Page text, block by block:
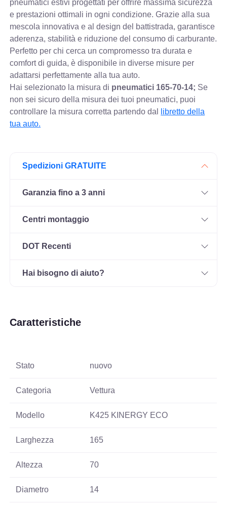
pneumatici estivi progettati per offrire massima sicurezza
e prestazioni ottimali in ogni condizione. Grazie alla sua
mescola innovativa e al design del battistrada, garantisce
aderenza, stabilità e riduzione del consumo di carburante.
Perfetto per chi cerca un compromesso tra durata e
comfort di guida, è disponibile in diverse misure per
adattarsi perfettamente alla tua auto.
Hai selezionato la misura di pneumatici 165-70-14; Se
non sei sicuro della misura dei tuoi pneumatici, puoi
controllare la misura corretta partendo dal
libretto della
tua auto.
Spedizioni GRATUITE
Garanzia fino a 3 anni
Centri montaggio
DOT Recenti
Hai bisogno di aiuto?
Caratteristiche
Stato nuovo
Categoria Vettura
Modello K425 KINERGY ECO
Larghezza 165
Altezza 70
Diametro 14